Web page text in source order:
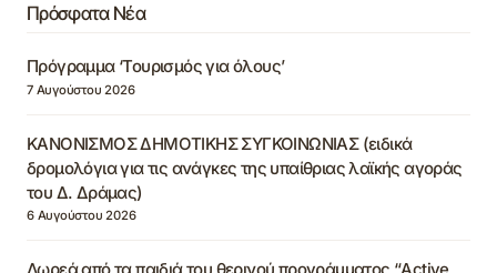
Πρόσφατα Νέα
Πρόγραμμα ‘Τουρισμός για όλους’
7 Αυγούστου 2026
ΚΑΝΟΝΙΣΜΟΣ ΔΗΜΟΤΙΚΗΣ ΣΥΓΚΟΙΝΩΝΙΑΣ (ειδικά
δρομολόγια για τις ανάγκες της υπαίθριας λαϊκής αγοράς
του Δ. Δράμας)
6 Αυγούστου 2026